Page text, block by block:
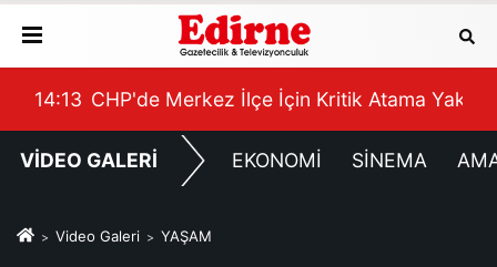
uyarısı
14:13 CHP'de Merkez İlçe İçin Kritik Atama Yakın
VİDEO GALERİ EKONOMİ SİNEMA
Video Galeri YAŞAM